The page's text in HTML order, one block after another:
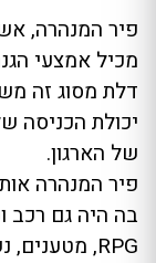
פיר המנהרה,
מכיל אמצעי
דלת מסוג זה
יכולת הכניסה
של הארגון.
פיר המנהרה
בה היה גם רכב
RPG, מטענים, נשקי קלצניקוב ועוד.